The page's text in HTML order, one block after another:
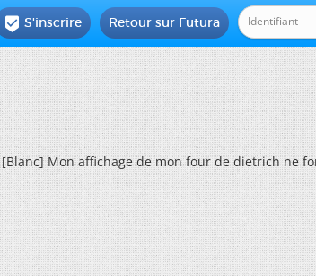
Retour sur Futura
 S'inscrire
[Blanc]Mon affichage de mon four de dietrich ne